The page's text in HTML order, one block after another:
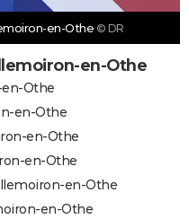
en-Othe © DR
en-Othe
en-Othe
en-Othe
en-Othe
en-Othe
en-Othe
en-Othe